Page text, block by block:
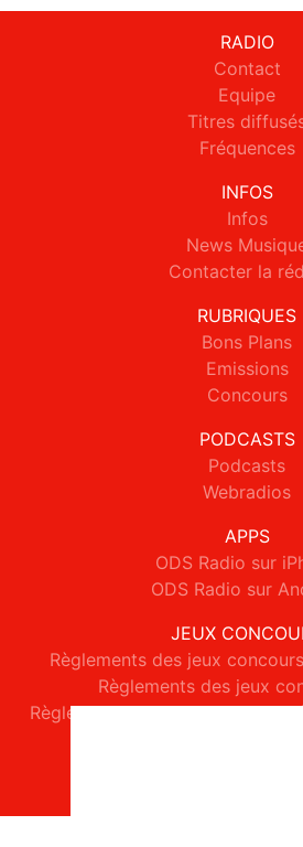
RADIO
Contact
Equipe
Titres
Fréquences
INFOS
Infos
News
Contacter la
RUBRIQUES
Bons Plans
Emissions
Concours
PODCASTS
Podcasts
Webradios
APPS
ODS Radio sur
ODS Radio sur
JEUX
Règlements des jeux
Règlements des jeux
Règlements des jeux concours